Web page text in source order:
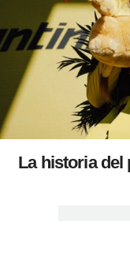
La historia del